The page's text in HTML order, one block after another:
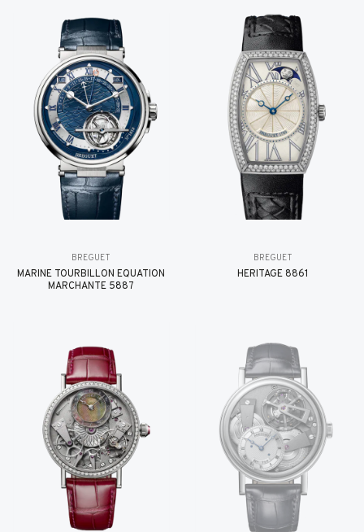
BREGUET
MARINE TOURBILLON ÉQUATION
MARCHANTE 5887
BREGUET
HÉRITAGE 8861